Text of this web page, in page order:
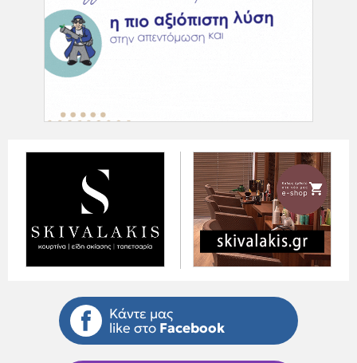
Κάντε μας
like στο Facebook